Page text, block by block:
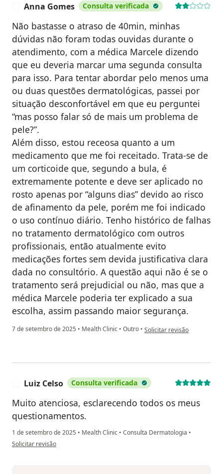
Anna Gomes Consulta verificada
Não bastasse o atraso de 40min, minhas
dúvidas não foram todas ouvidas durante o
atendimento, com a médica Marcele dizendo
que eu deveria marcar uma segunda consulta
para isso. Para tentar abordar pelo menos uma
ou duas questões dermatológicas, passei por
situação desconfortável em que eu perguntei
“mas posso falar só de mais um problema de
pele?”.
Além disso, estou receosa quanto a um
medicamento que me foi receitado. Trata-se de
um corticoide que, segundo a bula, é
extremamente potente e deve ser aplicado no
rosto apenas por “alguns dias” devido ao risco
de afinamento da pele, porém me foi indicado
o uso contínuo diário. Tenho histórico de falhas
no tratamento dermatológico com outros
profissionais, então atualmente evito
medicações fortes sem devida justificativa clara
dada no consultório. A questão aqui não é se o
tratamento será prejudicial ou não, mas que a
médica Marcele poderia ter explicado a sua
escolha, assim passando maior segurança.
7 de setembro de 2025 • Mealth Clinic • Outro • na opinião do utilizador
Solicitar revisão
Luiz Celso Consulta verificada
Muito atenciosa, esclarecendo todos os meus
questionamentos.
1 de setembro de 2025 • Mealth Clinic • Consulta Dermatologia •
na opinião do utilizador Luiz Celso
Solicitar revisão